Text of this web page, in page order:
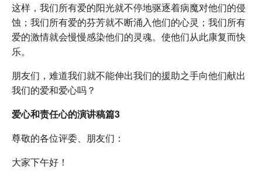
这样，我们所有爱的阳光就不停地驱逐着病魔对他们的侵
蚀；我们所有爱的芬芳就不断涌入他们的心灵；我们所有
爱的激情就会慢慢感染他们的灵魂。使他们从此康复而快
乐。
朋友们，难道我们就不能伸出我们的援助之手向他们献出
我们的爱和爱心吗？
爱心和责任心的演讲稿篇3
尊敬的各位评委、朋友们：
大家下午好！